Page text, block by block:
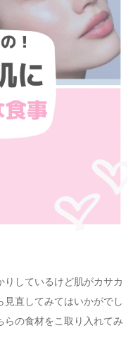
りしているけど肌がカサカ
直してみてはいかがでし
らの食材をこ取り入れてみ